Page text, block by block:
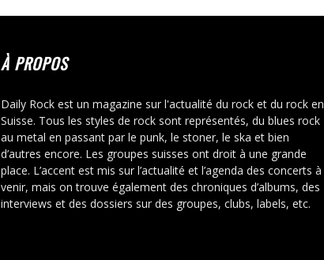
À PROPOS
Daily Rock est un magazine sur l'actualité du rock et du rock en
Suisse. Tous les styles de rock sont représentés, du blues rock
au metal en passant par le punk, le stoner, le ska et bien
d’autres encore. Les groupes suisses ont droit à une grande
place. L’accent est mis sur l’actualité et l’agenda des concerts à
venir, mais on trouve également des chroniques d’albums, des
interviews et des dossiers sur des groupes, clubs, labels, etc.